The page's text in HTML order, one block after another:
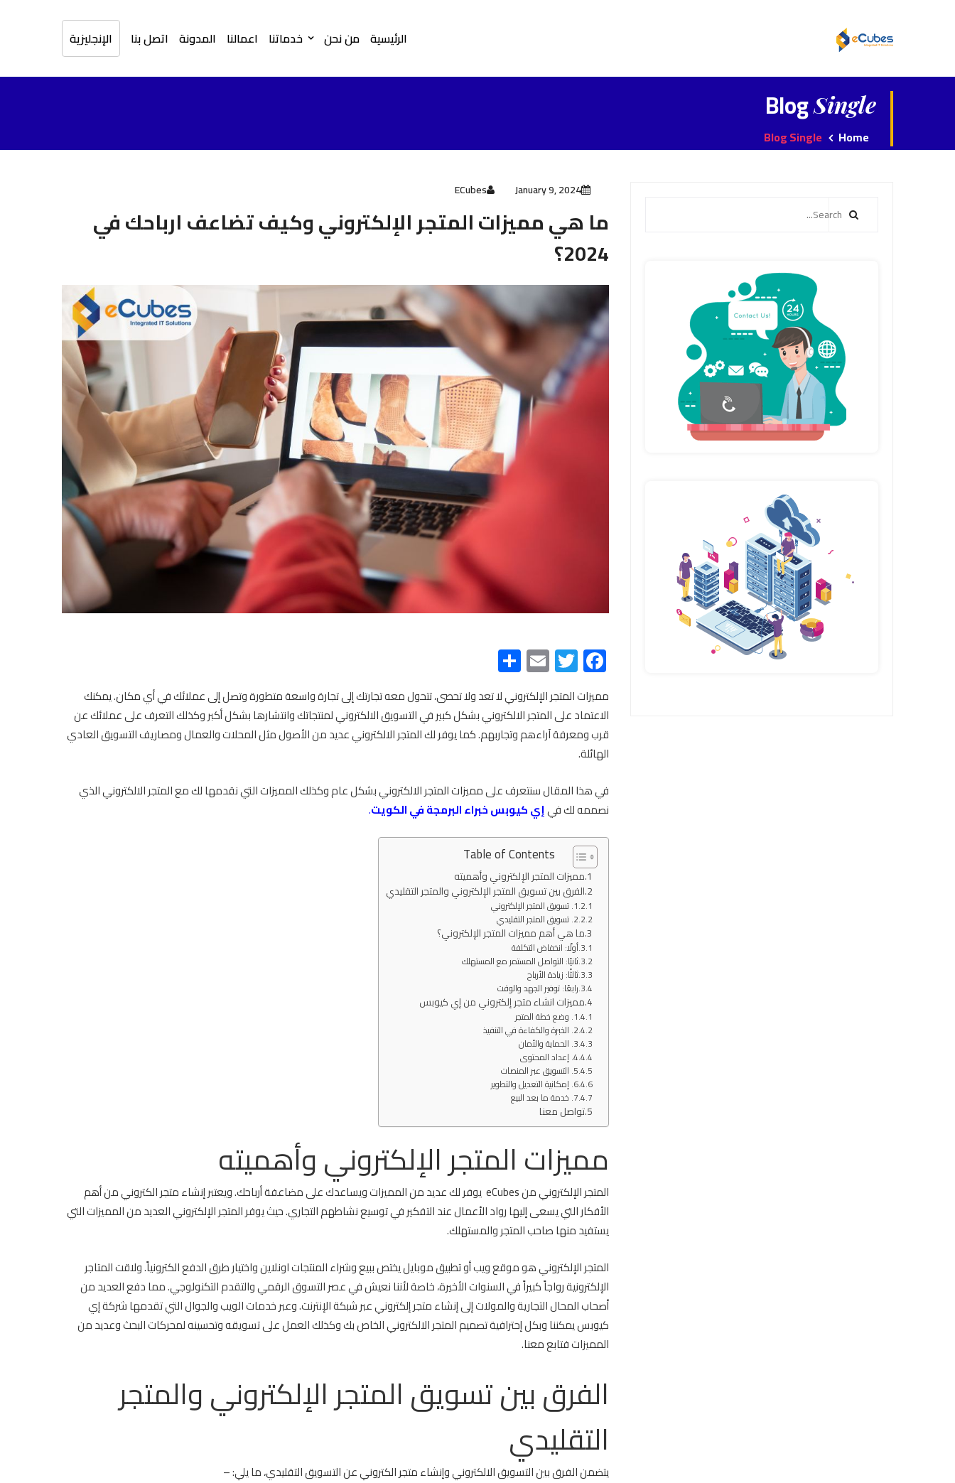
الرئيسية من نحن خدماتنا اعمالنا المدونة اتصل بنا الإنجليزية
BlogSingle
Home
Blog Single
January 9, 2024
ECubes
ما هي مميزات المتجر الإلكتروني وكيف تضاعف ارباحك في
2024؟
Facebook
Twitter
Email
مميزات المتجر الإلكتروني لا تعد ولا تحصى، تتحول معه تجارتك إلى تجارة واسعة متطورة وتصل إلى عملائك في أي مكان. يمكنك
الاعتماد على المتجر الالكتروني بشكل كبير في التسويق الالكتروني لمنتجاتك وانتشارها بشكل أكبر وكذلك التعرف على عملائك عن
قرب ومعرفة آراءهم وتجاربهم. كما يوفر لك المتجر الالكتروني عديد من الأصول مثل المحلات والعمال ومصاريف التسويق العادي
الهائلة.
في هذا المقال سنتعرف على مميزات المتجر الالكتروني بشكل عام وكذلك المميزات التي نقدمها لك مع المتجر الالكتروني الذي
نصممه لك فيإي كيوبس خبراء البرمجة في الكويت.
Table of Contents
مميزات المتجر الإلكتروني وأهميته
الفرق بين تسويق المتجر الإلكتروني والمتجر التقليدي
1. تسويق المتجر الإلكتروني
2. تسويق المتجر التقليدي
ما هي أهم مميزات المتجر الإلكتروني؟
أولًا: انخفاض التكلفة
ثانيًا: التواصل المستمر مع المستهلك
ثالثًا: زيادة الأرباح
رابعًا: توفير الجهد والوقت
مميزات انشاء متجر إلكتروني من إي كيوبس
1. وضع خطة المتجر
2. الخبرة والكفاءة في التنفيذ
3. الحماية والأمان
4. إعداد المحتوى
5. التسويق عبر المنصات
6. إمكانية التعديل والتطوير
7. خدمة ما بعد البيع
تواصل معنا
مميزات المتجر الإلكتروني وأهميته
المتجر الإلكتروني من eCubes يوفر لك عديد من المميزات ويساعدك على مضاعفة أرباحك. ويعتبر إنشاء متجر الكتروني من أهم
الأفكار التي يسعى إليها رواد الأعمال عند التفكير في توسيع نشاطهم التجاري. حيث يوفر المتجر الإلكتروني العديد من المميزات التي
يستفيد منها صاحب المتجر والمستهلك.
المتجر الإلكتروني هو موقع ويب أو تطبيق موبايل يختص ببيع وشراء المنتجات اونلاين واختيار طرق الدفع الكترونياً. ولاقت المتاجر
الإلكترونية رواجاً كبيراً في السنوات الأخيرة، خاصة لأننا نعيش في عصر التسوق الرقمي والتقدم التكنولوجي. مما دفع العديد من
أصحاب المحال التجارية والمولات إلى إنشاء متجر إلكتروني عبر شبكة الإنترنت. وعبر خدمات الويب والجوال التي تقدمها شركة إي
كيوبس يمكننا وبكل إحترافية تصميم المتجر الالكتروني الخاص بك وكذلك العمل على تسويقه وتحسينه لمحركات البحث وعديد من
المميزات فتابع معنا.
الفرق بين تسويق المتجر الإلكتروني والمتجر
التقليدي
يتضمن الفرق بين التسويق الالكتروني وإنشاء متجر الكتروني عن التسويق التقليدي، ما يلي: –